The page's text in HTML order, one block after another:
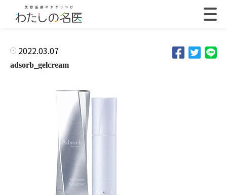
2022.03.07
adsorb_gelcream